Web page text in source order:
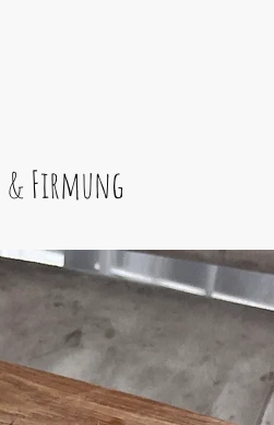
Firmung